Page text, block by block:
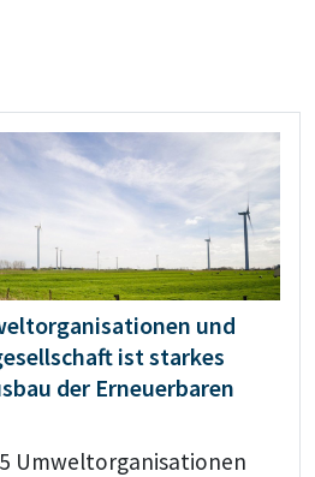
und
ist starkes
der Erneuerbaren
Umweltorganisationen